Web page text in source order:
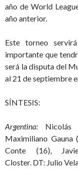
año de World
año anterior.
Este torneo
importante que
será la disputa del
al 21 de septiembre
SÍNTESIS:
Argentina: Nicolás
Maximiliano Gauna
Conte (16),
Closter. DT: Julio